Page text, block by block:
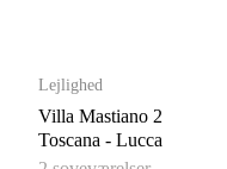
Lejlighed
Villa Mastiano 2
Toscana - Lucca